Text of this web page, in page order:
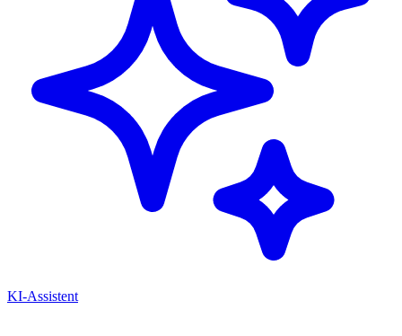
KI-Assistent